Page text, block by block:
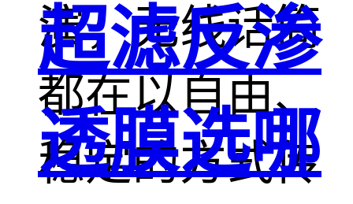
演，无线话筒
都在以自由、
稳定的方式传
超滤反渗
透膜选哪